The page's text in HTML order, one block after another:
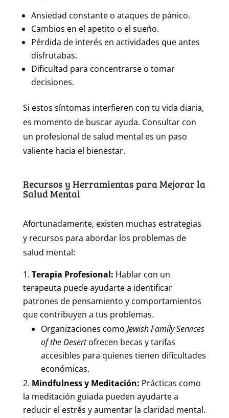
Ansiedad constante o ataques de pánico.
Cambios en el apetito o el sueño.
Pérdida de interés en actividades que antes
disfrutabas.
Dificultad para concentrarse o tomar
decisiones.
Si estos síntomas interfieren con tu vida diaria,
es momento de buscar ayuda. Consultar con
un profesional de salud mental es un paso
valiente hacia el bienestar.
Recursos y Herramientas para Mejorar la
Salud Mental
Afortunadamente, existen muchas estrategias
y recursos para abordar los problemas de
salud mental:
Terapia Profesional: Hablar con un
terapeuta puede ayudarte a identificar
patrones de pensamiento y comportamientos
que contribuyen a tus problemas.
Organizaciones como Jewish Family Services
of the Desertofrecen becas y tarifas
accesibles para quienes tienen dificultades
económicas.
Mindfulness y Meditación: Prácticas como
la meditación guiada pueden ayudarte a
reducir el estrés y aumentar la claridad mental.